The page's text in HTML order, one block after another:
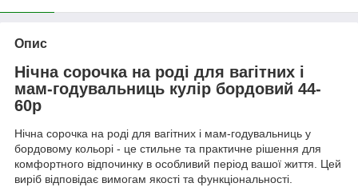
Опис
Нічна сорочка на роді для вагітних і
мам-годувальниць кулір бордовий 44-
60р
Нічна сорочка на роді для вагітних і мам-годувальниць у
бордовому кольорі - це стильне та практичне рішення для
комфортного відпочинку в особливий період вашої життя. Цей
виріб відповідає вимогам якості та функціональності.